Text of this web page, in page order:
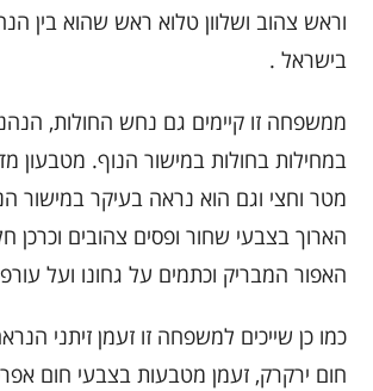
וראש צהוב ושלוון טלוא ראש שהוא בין
בישראל .
ממשפחה זו קיימים גם נחש החולות,
במחילות בחולות במישור הנוף. מטבעון
מטר וחצי וגם הוא נראה בעיקר במישור
הארוך בצבעי שחור ופסים צהובים וכרכן
האפור המבריק וכתמים על גחונו ועל
כמו כן שייכים למשפחה זו זעמן זיתני
חום ירקרק, זעמן מטבעות בצבעי חום